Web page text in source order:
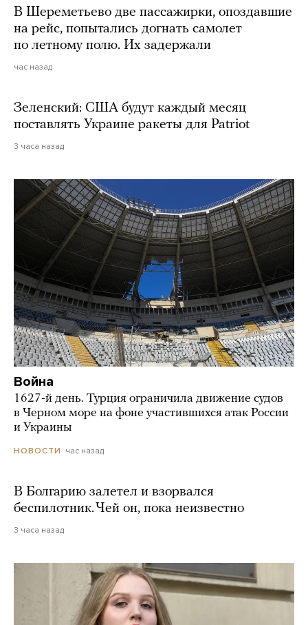
В Шереметьево две пассажирки, опоздавшие
на рейс, попытались догнать самолет
по летному полю. Их задержали
час назад
Зеленский: США будут каждый месяц
поставлять Украине ракеты для Patriot
3 часа назад
Война
1627-й день. Турция ограничила движение судов
в Черном море на фоне участившихся атак России
и Украины
НОВОСТИ час назад
В Болгарию залетел и взорвался
беспилотник. Чей он, пока неизвестно
3 часа назад